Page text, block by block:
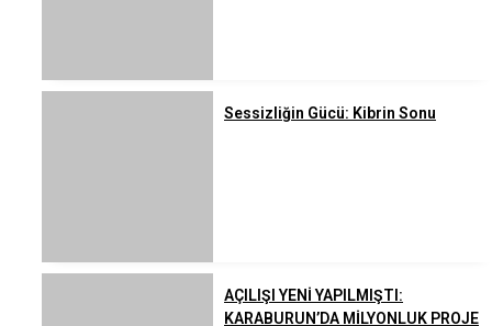
Sessizliğin Gücü: Kibrin Sonu
AÇILIŞI YENİ YAPILMIŞTI:
KARABURUN’DA MİLYONLUK PROJE